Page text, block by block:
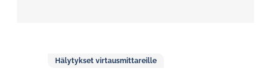
Hälytykset virtausmittareille